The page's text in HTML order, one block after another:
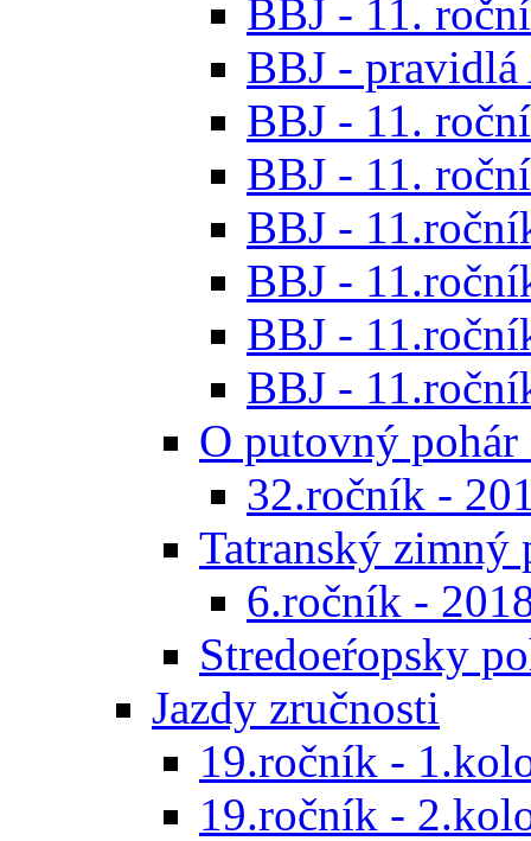
BBJ - 11.
BBJ - pravidlá
BBJ - 11.
BBJ - 11.
BBJ -
BBJ -
BBJ -
BBJ -
O putovný
32.ročník -
Tatranský zimný
6.ročník -
Stredoeŕopsky
Jazdy zručnosti
19.ročník -
19.ročník -